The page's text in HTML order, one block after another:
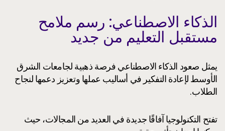
الذكاء الاصطناعي: رسم ملامح
مستقبل التعليم من جديد
يمثل صعود الذكاء الاصطناعي فرصة ذهبية لجامعات الشرق
الأوسط لإعادة التفكير في أساليب عملها وتعزيز دعمها لنجاح
الطلاب.
تفتح التكنولوجيا آفاقًا جديدة في العديد من المجالات، حيث